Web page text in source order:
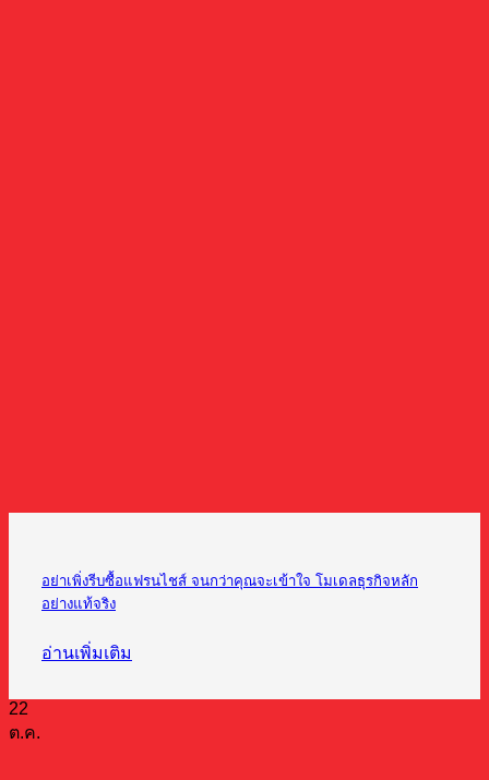
อย่าเพิ่งรีบซื้อแฟรนไชส์ จนกว่าคุณจะเข้าใจ โมเดลธุรกิจหลัก
อย่างแท้จริง
อ่านเพิ่มเติม
22
ต.ค.